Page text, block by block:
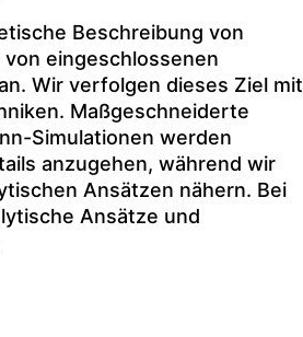
Beschreibung von
eingeschlossenen
Wir verfolgen dieses Ziel mit
Maßgeschneiderte
Simulationen werden
anzugehen, während wir
Ansätzen nähern. Bei
Ansätze und